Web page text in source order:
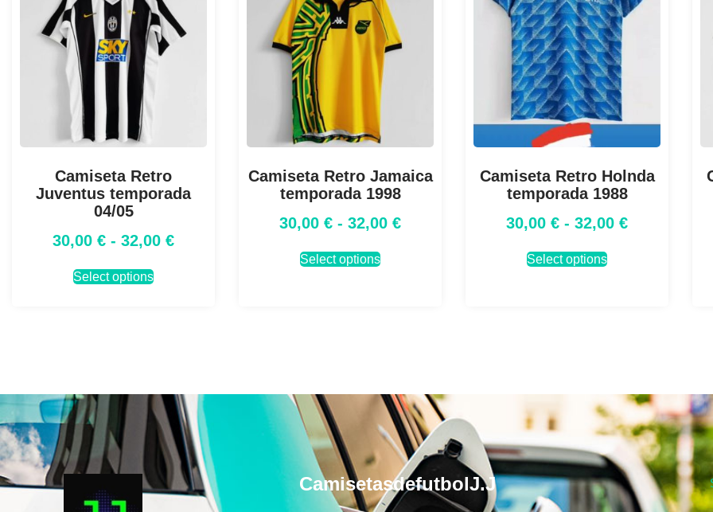
Camiseta Retro
Juventus temporada
04/05
30,00 € - 32,00 €
Select options
Camiseta Retro Jamaica
temporada 1998
30,00 € - 32,00 €
Select options
Camiseta Retro Holnda
temporada 1988
30,00 € - 32,00 €
Select options
CamisetasdefutbolJ.J